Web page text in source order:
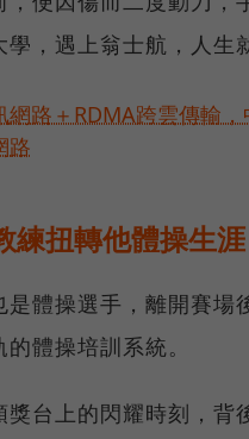
，遇上翁士航，人生
網路＋RDMA跨雲傳輸
路
練扭轉他體操生
是體操選手，離開賽
體操培訓系統。
獎台上的閃耀時刻，